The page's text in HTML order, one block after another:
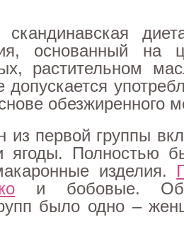
основанный на
растительном
допускается
обезжиренного
из первой группы
Полностью
изделия.
и бобовые.
было одно –